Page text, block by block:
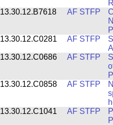
13.30.12.B7618
AF STFP
13.30.12.C0281
AF STFP
13.30.12.C0686
AF STFP
13.30.12.C0858
AF STFP
13.30.12.C1041
AF STFP